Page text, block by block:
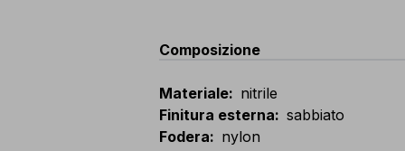
Composizione
Materiale: nitrile
Finitura esterna: sabbiato
Fodera: nylon